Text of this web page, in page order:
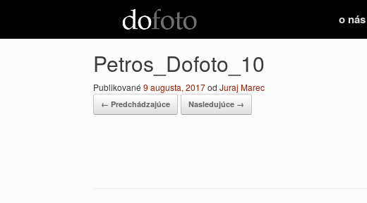
o nás
Petros_Dofoto_10
Publikované 9 augusta, 2017od Juraj Marec
← Predchádzajúce Nasledujúce →